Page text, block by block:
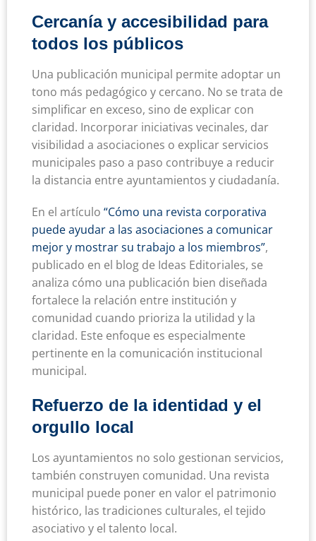
Cercanía y accesibilidad para
todos los públicos
Una publicación municipal permite adoptar un
tono más pedagógico y cercano. No se trata de
simplificar en exceso, sino de explicar con
claridad. Incorporar iniciativas vecinales, dar
visibilidad a asociaciones o explicar servicios
municipales paso a paso contribuye a reducir
la distancia entre ayuntamientos y ciudadanía.
En el artículo “Cómo una revista corporativa
puede ayudar a las asociaciones a comunicar
mejor y mostrar su trabajo a los miembros”,
publicado en el blog de Ideas Editoriales, se
analiza cómo una publicación bien diseñada
fortalece la relación entre institución y
comunidad cuando prioriza la utilidad y la
claridad. Este enfoque es especialmente
pertinente en la comunicación institucional
municipal.
Refuerzo de la identidad y el
orgullo local
Los ayuntamientos no solo gestionan servicios,
también construyen comunidad. Una revista
municipal puede poner en valor el patrimonio
histórico, las tradiciones culturales, el tejido
asociativo y el talento local.